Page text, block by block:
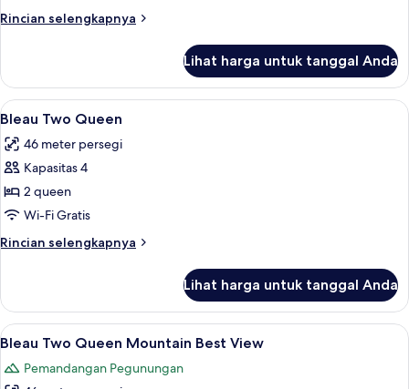
Rincian selengkapnya
Rincian
Bleau
King
Mountain
View
Lihat harga untuk tanggal Anda
Lihat
semua
foto
untuk
Bleau
Two
Queen
Seprai katun Mesir, seprai premium,
5
Bleau Two Queen
46 meter persegi
Kapasitas 4
2 queen
Wi-Fi Gratis
Rincian selengkapnya
Rincian
Bleau
Two
Queen
Lihat harga untuk tanggal Anda
Lihat
semua
foto
Seprai katun Mesir, seprai premium,
5
Bleau Two Queen Mountain Best View
Pemandangan Pegunungan